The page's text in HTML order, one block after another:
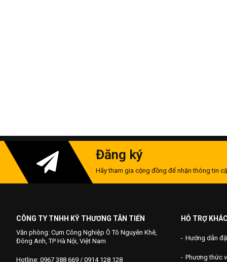
Đăng ký
Hãy tham gia cộng đồng để nhận thông tin
CÔNG TY TNHH KỸ THƯƠNG TÂN TIẾN
Văn phòng: Cụm Công Nghiệp Ô Tô Nguyên Khê,
Đông Anh, TP Hà Nội, Việt Nam
Hotline: 0967 388 669 / 0914 128 128
HỖ TRỢ
Hướng dẫn
Phương thức